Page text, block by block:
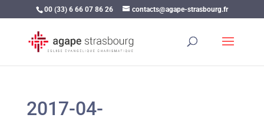
00 (33) 6 66 07 86 26 contacts@agape-strasbourg.fr
2017-04-